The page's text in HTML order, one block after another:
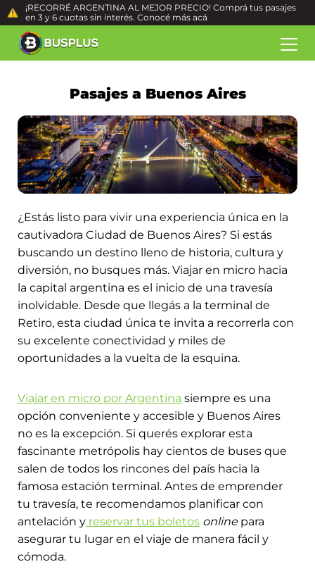
¡RECORRÉ ARGENTINA AL MEJOR PRECIO! Comprá tus pasajes
en 3 y 6 cuotas sin interés. Conocé más acá
Pasajes a Buenos Aires
¿Estás listo para vivir una experiencia única en la
cautivadora Ciudad de Buenos Aires? Si estás
buscando un destino lleno de historia, cultura y
diversión, no busques más. Viajar en micro hacia
la capital argentina es el inicio de una travesía
inolvidable. Desde que llegás a la terminal de
Retiro, esta ciudad única te invita a recorrerla con
su excelente conectividad y miles de
oportunidades a la vuelta de la esquina.
Viajar en micro por Argentina siempre es una
opción conveniente y accesible y Buenos Aires
no es la excepción. Si querés explorar esta
fascinante metrópolis hay cientos de buses que
salen de todos los rincones del país hacia la
famosa estación terminal. Antes de emprender
tu travesía, te recomendamos planificar con
antelación y reservar tus boletos onlinepara
asegurar tu lugar en el viaje de manera fácil y
cómoda.